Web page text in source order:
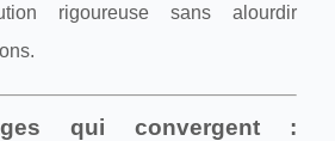
rigoureuse sans alourdir
qui convergent :